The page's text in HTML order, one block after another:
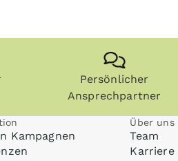
Persönlicher
Ansprechpartner
Kampagnen
Über uns
Team
Karriere